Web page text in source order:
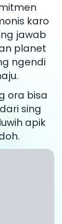
karo
jawab
planet
ngendi
ora bisa
sing
apik